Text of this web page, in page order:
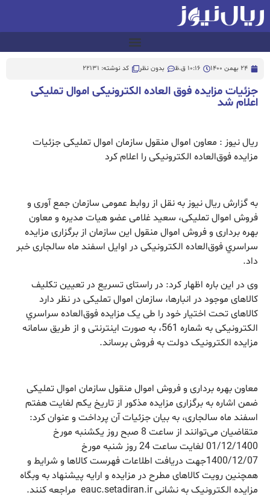
24 بهمن 1400 10:16 ق.ظ بدون نظر کد نوشته: 22131
جزئیات مزایده فوق العاده الکترونیکی اموال تملیکی
اعلام شد
ریال نیوز : معاون اموال منقول سازمان اموال تملیکی جزئیات
مزایده فوق‌العاده الکترونیکی را اعلام کرد
به گزارش ریال نیوز به نقل از روابط عمومی سازمان جمع آوری و
فروش اموال تملیکی، سعید غلامی عضو هیات مدیره و معاون
بهره برداری و فروش اموال منقول این سازمان از برگزاری مزایده
سراسري فوق‌العاده الکترونیکی در اوایل اسفند ماه سالجاری خبر
داد.
وی در این باره اظهار کرد: در راستای تسریع در تعیین تکلیف
کالاهای موجود در انبارها، سازمان اموال تملیکی در نظر دارد
کالاهای تحت اختیار خود را طی یک مزایده فوق‌العاده سراسري
الکترونیکی به شماره 561، به صورت اینترنتی و از طریق سامانه
مزایده الکترونیک دولت به فروش برساند.
معاون بهره برداری و فروش اموال منقول سازمان اموال تملیکی
ضمن اشاره به برگزاری مزایده مذکور از تاریخ يكم لغايت هفتم
اسفند ماه سالجاری، به بیان جزئیات آن پرداخت و عنوان کرد:
متقاضیان می‌توانند از ساعت 8 صبح روز یکشنبه مورخ
01/12/1400 لغایت ساعت 24 روز شنبه مورخ
1400/12/07جهت دریافت اطلاعات فهرست کالاها و شرایط و
همچنین رویت کالاهای مطرح در مزایده و ارایه پیشنهاد به وبگاه
مزایده الکترونیک به نشانی eauc.setadiran.ir مراجعه کنند.